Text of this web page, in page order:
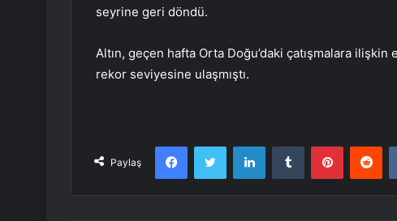
seyrine geri döndü.
Altın, geçen hafta Orta Doğu’daki çatışmalara
rekor seviyesine ulaşmıştı.
Paylaş
FacebookTwitter LinkedInTumblr Pinterest